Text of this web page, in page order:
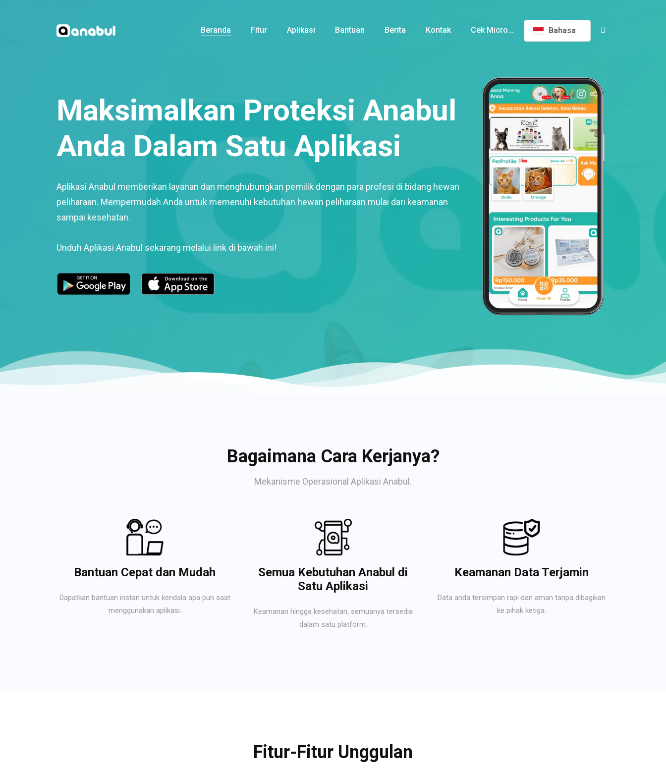
Beranda Fitur Aplikasi Bantuan Berita Kontak Cek Micro... Bahasa
Maksimalkan Proteksi Anabul
Anda Dalam Satu Aplikasi
Aplikasi Anabul memberikan layanan dan menghubungkan pemilik dengan para profesi di bidang hewan
peliharaan. Mempermudah Anda untuk memenuhi kebutuhan hewan peliharaan mulai dari keamanan
sampai kesehatan.
Unduh Aplikasi Anabul sekarang melalui link di bawah ini!
Bagaimana Cara Kerjanya?
Mekanisme Operasional Aplikasi Anabul.
Bantuan Cepat dan Mudah
Dapatkan bantuan instan untuk kendala apa pun saat
menggunakan aplikasi.
Semua Kebutuhan Anabul di
Satu Aplikasi
Keamanan hingga kesehatan, semuanya tersedia
dalam satu platform.
Keamanan Data Terjamin
Data anda tersimpan rapi dan aman tanpa dibagikan
ke pihak ketiga.
Fitur-Fitur Unggulan